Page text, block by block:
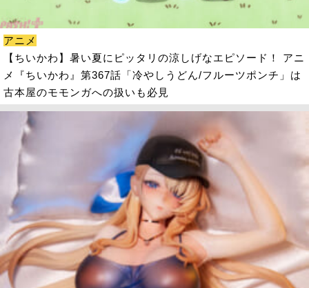
アニメ
【ちいかわ】暑い夏にピッタリの涼しげなエピソード！ アニ
メ『ちいかわ』第367話「冷やしうどん/フルーツポンチ」は
古本屋のモモンガへの扱いも必見